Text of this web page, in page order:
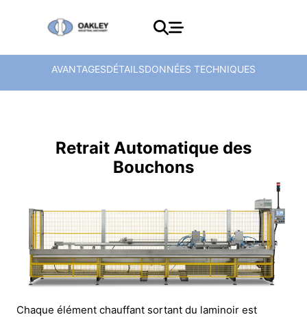
AVANTAGESDÉTAILSDONNÉES TECHNIQUES
Retrait Automatique des
Bouchons
Chaque élément chauffant sortant du laminoir est